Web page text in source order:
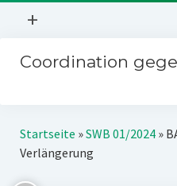
Menü
+
Mitmachen
Über uns
Kontakt
Coordination
Kampagnen
Startseite »SWB 01/2024»
Verlängerung